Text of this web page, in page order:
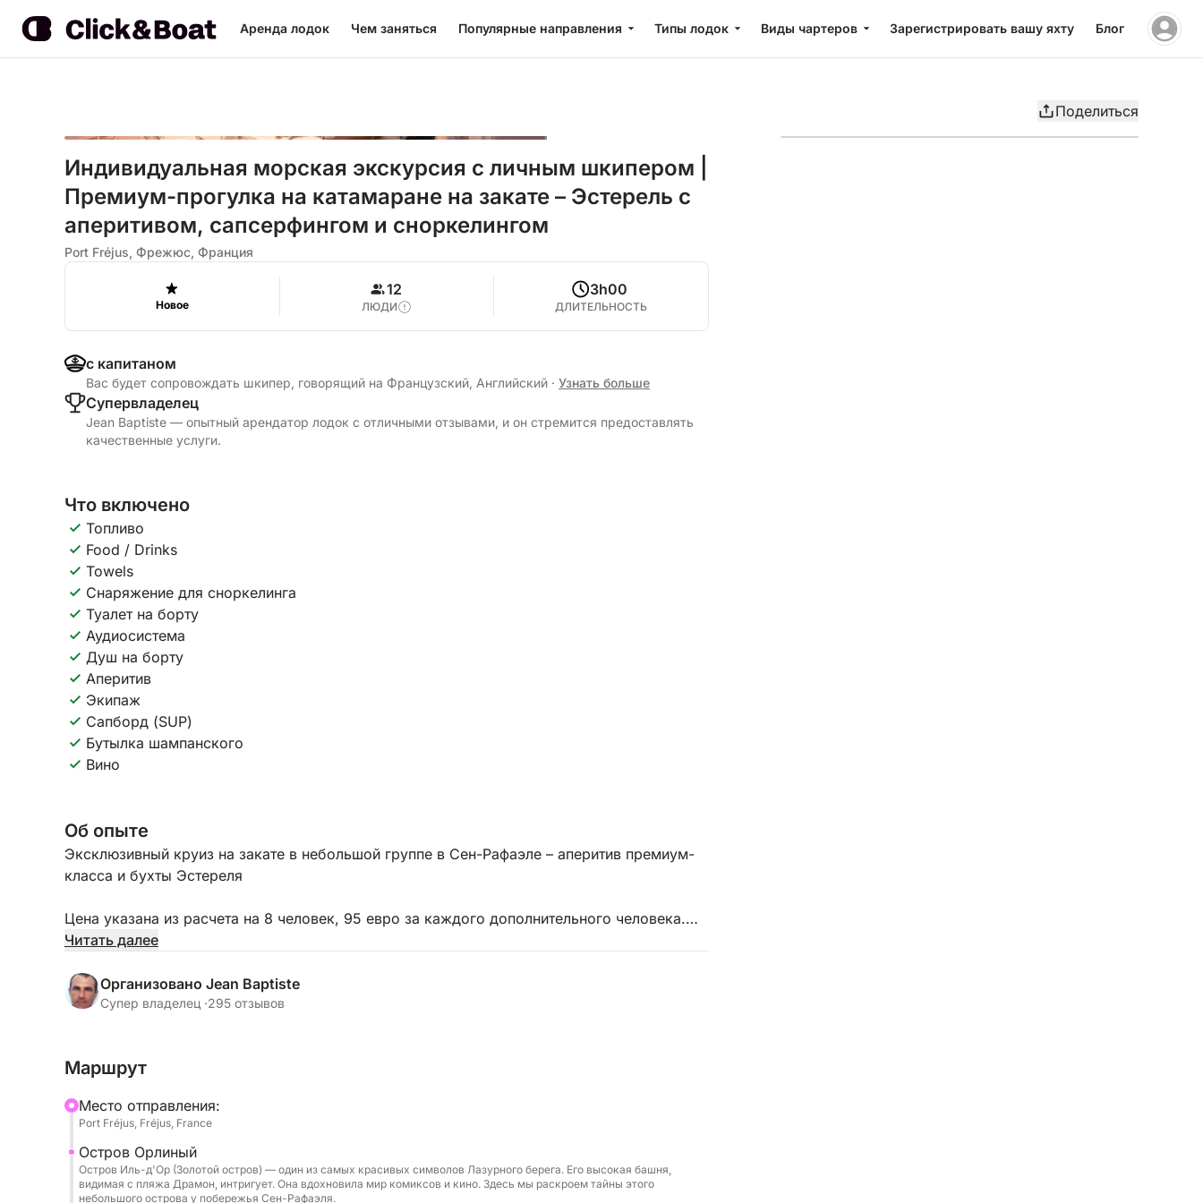
Аренда лодок Чем заняться Популярные направления Типы лодок Виды чартеров Зарегистрировать вашу яхту Блог
Поделиться
Индивидуальная морская экскурсия с личным шкипером |
Премиум-прогулка на катамаране на закате – Эстерель с
аперитивом, сапсерфингом и сноркелингом
Port Fréjus, Фрежюс, Франция
Новое
12
ЛЮДИ
3h00
ДЛИТЕЛЬНОСТЬ
с капитаном
Вас будет сопровождать шкипер, говорящий на Французский, Английский · Узнать больше
Cупервладелец
Jean Baptiste — опытный арендатор лодок с отличными отзывами, и он стремится предоставлять
качественные услуги.
Что включено
Топливо
Food / Drinks
Towels
Снаряжение для сноркелинга
Туалет на борту
Аудиосистема
Душ на борту
Аперитив
Экипаж
Сапборд (SUP)
Бутылка шампанского
Вино
Об опыте
Эксклюзивный круиз на закате в небольшой группе в Сен-Рафаэле – аперитив премиум-
класса и бухты Эстереля
Цена указана из расчета на 8 человек, 95 евро за каждого дополнительного человека.
Эстерель. Панорамное плавание, купание в бирюзовых бухтах, сноркелинг, подводный
скутер и аперитив премиум-класса: изысканный отдых на лоне моря и в золотистом
Отправление из порта Фрежюс (или из порта по вашему выбору: Сент-Максим или Ле-
✨ VIP-приветствие и посадка
Ваш профессиональный шкипер встретит вас на борту для незабываемого круиза в
небольшой группе. Устройтесь поудобнее на просторном моторном катамаране и
Читать далее
Организовано Jean Baptiste
Супер владелец ·295 отзывов
Маршрут
Mесто отправления:
Port Fréjus, Fréjus, France
Остров Орлиный
Остров Иль-д'Ор (Золотой остров) — один из самых красивых символов Лазурного берега. Его высокая башня,
видимая с пляжа Драмон, интригует. Она вдохновила мир комиксов и кино. Здесь мы раскроем тайны этого
небольшого острова у побережья Сен-Рафаэля.